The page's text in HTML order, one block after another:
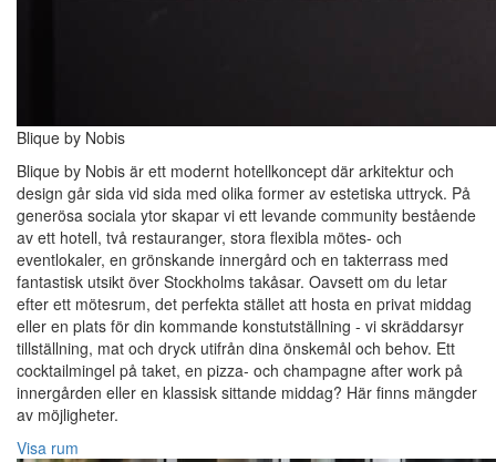
Blique by Nobis
Blique by Nobis är ett modernt hotellkoncept där arkitektur och
design går sida vid sida med olika former av estetiska uttryck. På
generösa sociala ytor skapar vi ett levande community bestående
av ett hotell, två restauranger, stora flexibla mötes- och
eventlokaler, en grönskande innergård och en takterrass med
fantastisk utsikt över Stockholms takåsar. Oavsett om du letar
efter ett mötesrum, det perfekta stället att hosta en privat middag
eller en plats för din kommande konstutställning - vi skräddarsyr
tillställning, mat och dryck utifrån dina önskemål och behov. Ett
cocktailmingel på taket, en pizza- och champagne after work på
innergården eller en klassisk sittande middag? Här finns mängder
av möjligheter.
Visa rum